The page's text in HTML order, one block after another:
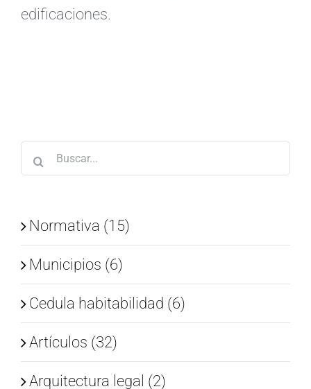
edificaciones.
Buscar:
Normativa (15)
Municipios (6)
Cedula habitabilidad (6)
Artículos (32)
Arquitectura legal (2)